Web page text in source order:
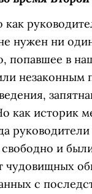
нужен ни
попавшее в
незаконным
как историк
свободно и
чудовищных
с